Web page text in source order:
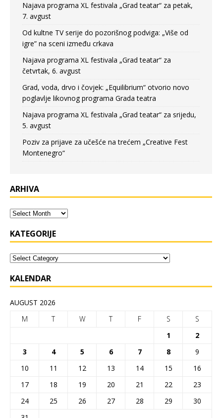
Najava programa XL festivala „Grad teatar“ za petak,
7. avgust
Od kultne TV serije do pozorišnog podviga: „Više od
igre” na sceni između crkava
Najava programa XL festivala „Grad teatar“ za
četvrtak, 6. avgust
Grad, voda, drvo i čovjek: „Equilibrium“ otvorio novo
poglavlje likovnog programa Grada teatra
Najava programa XL festivala „Grad teatar“ za srijedu,
5. avgust
Poziv za prijave za učešće na trećem „Creative Fest
Montenegro“
ARHIVA
KATEGORIJE
KALENDAR
AUGUST 2026
M
T W T F S
S
1
2
3
4 5 6 7 8
9
10
11 12 13 14 15
16
17
18 19 20 21 22
23
24
25 26 27 28 29
30